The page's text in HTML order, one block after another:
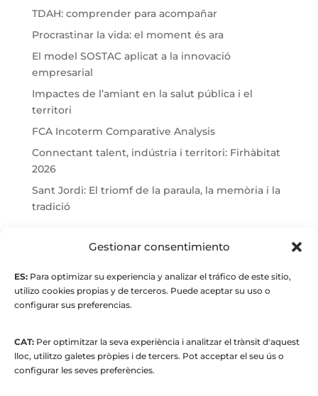
Gestionar consentimiento
ES: Para optimizar su experiencia y analizar el tráfico de este sitio,
utilizo cookies propias y de terceros. Puede aceptar su uso o
configurar sus preferencias.
CAT: Per optimitzar la seva experiència i analitzar el trànsit d'aquest
lloc, utilitzo galetes pròpies i de tercers. Pot acceptar el seu ús o
configurar les seves preferències.
TDAH: comprender para acompañar
Procrastinar la vida: el moment és ara
El model SOSTAC aplicat a la innovació
empresarial
Impactes de l’amiant en la salut pública i el
territori
FCA Incoterm Comparative Analysis
Connectant talent, indústria i territori: Firhàbitat
2026
Sant Jordi: El triomf de la paraula, la memòria i la
tradició
© Maria Fernandez Alonso
Full index